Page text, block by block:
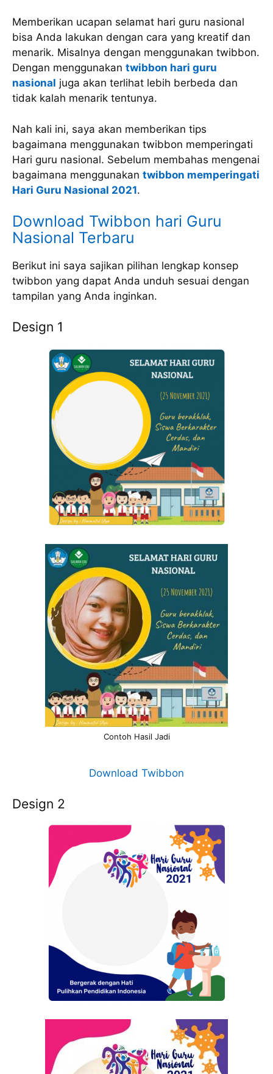
Memberikan ucapan selamat hari guru nasional
bisa Anda lakukan dengan cara yang kreatif dan
menarik. Misalnya dengan menggunakan twibbon.
Dengan menggunakan twibbon hari guru
nasional juga akan terlihat lebih berbeda dan
tidak kalah menarik tentunya.
Nah kali ini, saya akan memberikan tips
bagaimana menggunakan twibbon memperingati
Hari guru nasional. Sebelum membahas mengenai
bagaimana menggunakan twibbon memperingati
Hari Guru Nasional 2021.
Download Twibbon hari Guru
Nasional Terbaru
Berikut ini saya sajikan pilihan lengkap konsep
twibbon yang dapat Anda unduh sesuai dengan
tampilan yang Anda inginkan.
Design 1
Contoh Hasil Jadi
Download Twibbon
Design 2